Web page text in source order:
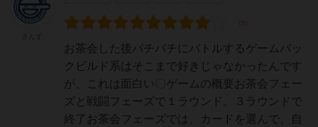
お茶会した後バチバチにバトルするゲームバッ
クビルド系はそこまで好きじゃなかったんです
が、これは面白い〇ゲームの概要お茶会フェー
ズと戦闘フェーズで１ラウンド。３ラウンドで
終了お茶会フェーズでは、カードを選んで、自